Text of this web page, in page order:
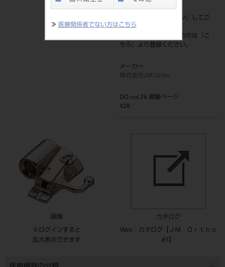
≫ 医療関係者でない方はこちら
標準価格
ログイン
』してご
覧ください。
ネット会員登録がまだの方は『
こ
ちら
』より登録ください。
メーカー
株式会社JM Ortho
DO vol.26 掲載ページ
428
画像
※ログインすると
拡大表示できます
カタログ
Web：カタログ【ＪＭ Ｏｒｔｈｏ
#1】